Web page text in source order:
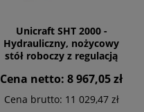
Unicraft SHT 2000 -
Hydrauliczny, nożycowy
stół roboczy z regulacją
Cena netto: 8 967,05 zł
Cena brutto: 11 029,47 zł